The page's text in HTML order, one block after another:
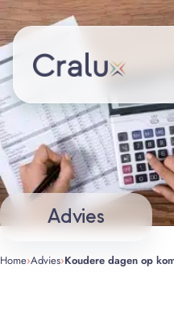
Spring
naar
de
inhoud
Direct naar inhoud
Advies
Home›Advies›